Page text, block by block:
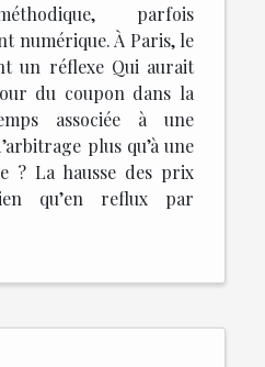
parfois
numérique. À Paris, le
un réflexe Qui aurait
du coupon dans la
associée à une
plus qu’à une
? La hausse des prix
qu’en reflux par